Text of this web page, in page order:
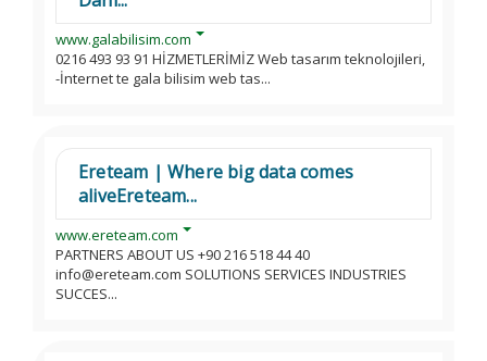
www.galabilisim.com
0216 493 93 91 HİZMETLERİMİZ Web tasarım teknolojileri,
-İnternet te gala bilisim web tas...
Ereteam | Where big data comes
aliveEreteam...
www.ereteam.com
PARTNERS ABOUT US +90 216 518 44 40
info@ereteam.com SOLUTIONS SERVICES INDUSTRIES
SUCCES...